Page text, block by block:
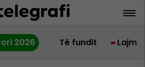
2026 Të fundit Lajme